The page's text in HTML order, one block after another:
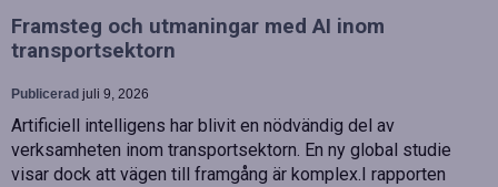
Framsteg och utmaningar med AI inom
transportsektorn
Publicerad juli 9, 2026
Artificiell intelligens har blivit en nödvändig del av
verksamheten inom transportsektorn. En ny global studie
visar dock att vägen till framgång är komplex.I rapporten